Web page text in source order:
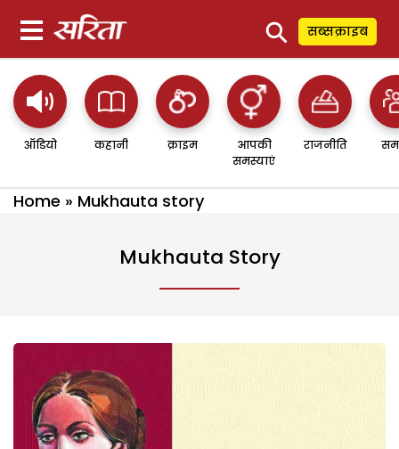
⚲ सब्सक्राइब
ऑडियो कहानी क्राइम
आपकी
समस्याएं
राजनीति
Home » Mukhauta story
Mukhauta Story